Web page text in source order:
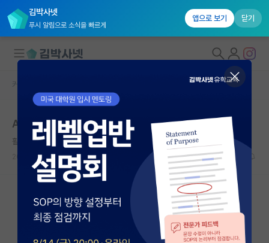
김박사넷
푸시 알림으로 소식을 빠르게
앱으로 보기 닫기
대학원생 모집
국내대학원 정보
연구실&오픈랩
커뮤니티
커뮤니티 홈
전체글보기
커뮤니티 홈
AI 대학원 저는 말리고 싶습니다
활기찬 제임스 맥스웰
2022.04.25 24 33688